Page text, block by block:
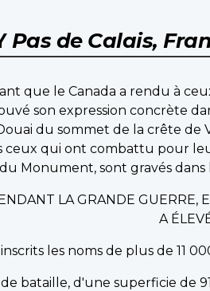
Pas de Calais,
que le Canada a rendu à
son expression concrète
du sommet de la crête de
qui ont combattu pour
Monument, sont gravés dans
LA GRANDE
A
les noms de plus de 11
bataille, d'une superficie de